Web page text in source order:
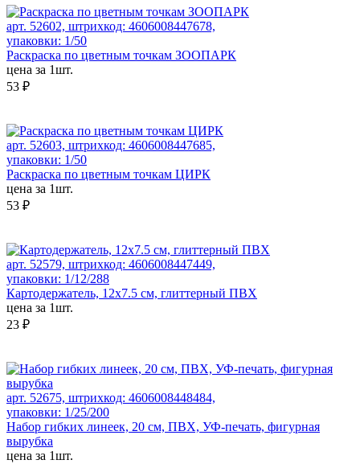
арт. 52602, штрихкод: 4606008447678,
упаковки: 1/50
Раскраска по цветным точкам ЗООПАРК
цена за 1шт.
53 ₽
арт. 52603, штрихкод: 4606008447685,
упаковки: 1/50
Раскраска по цветным точкам ЦИРК
цена за 1шт.
53 ₽
арт. 52579, штрихкод: 4606008447449,
упаковки: 1/12/288
Картодержатель, 12x7.5 см, глиттерный ПВХ
цена за 1шт.
23 ₽
арт. 52675, штрихкод: 4606008448484,
упаковки: 1/25/200
Набор гибких линеек, 20 см, ПВХ, УФ-печать, фигурная
вырубка
цена за 1шт.